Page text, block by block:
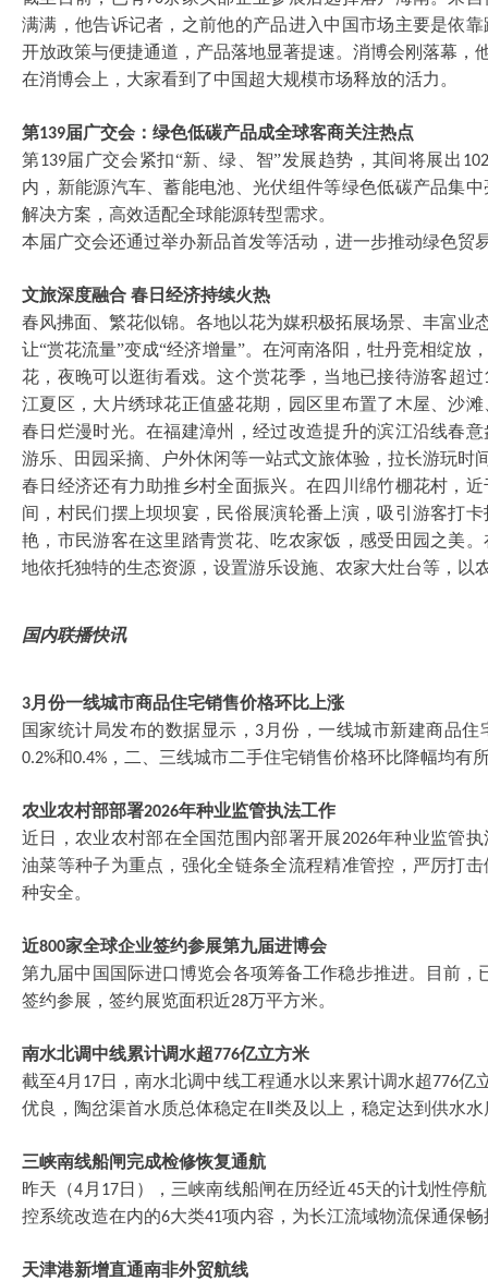
满满，他告诉记者，之前他的产品进入中国市场主要是依
开放政策与便捷通道，产品落地显著提速。消博会刚落幕，
在消博会上，大家看到了中国超大规模市场释放的活力。
第139届广交会：绿色低碳产品成全球客商关注热点
第139届广交会紧扣“新、绿、智”发展趋势，其间将展出
内，新能源汽车、蓄能电池、光伏组件等绿色低碳产品集
解决方案，高效适配全球能源转型需求。
本届广交会还通过举办新品首发等活动，进一步推动绿色贸
文旅深度融合 春日经济持续火热
春风拂面、繁花似锦。各地以花为媒积极拓展场景、丰富业
让“赏花流量”变成“经济增量”。在河南洛阳，牡丹竞相绽放
花，夜晚可以逛街看戏。这个赏花季，当地已接待游客超过
江夏区，大片绣球花正值盛花期，园区里布置了木屋、沙
春日烂漫时光。在福建漳州，经过改造提升的滨江沿线春
游乐、田园采摘、户外休闲等一站式文旅体验，拉长游玩时
春日经济还有力助推乡村全面振兴。在四川绵竹棚花村，
间，村民们摆上坝坝宴，民俗展演轮番上演，吸引游客打
艳，市民游客在这里踏青赏花、吃农家饭，感受田园之美
地依托独特的生态资源，设置游乐设施、农家大灶台等，以
国内联播快讯
3月份一线城市商品住宅销售价格环比上涨
国家统计局发布的数据显示， 3 月份，一线城市新建商品
0.2%和0.4% ，二、三线城市二手住宅销售价格环比降幅均有
农业农村部部署2026年种业监管执法工作
近日，农业农村部在全国范围内部署开展2026年种业监管
油菜等种子为重点，强化全链条全流程精准管控，严厉打
种安全。
近800家全球企业签约参展第九届进博会
第九届中国国际进口博览会各项筹备工作稳步推进。目前，
签约参展，签约展览面积近28万平方米。
南水北调中线累计调水超776亿立方米
截至4月 17日，南水北调中线工程通水以来累计调水超776亿
优良，陶岔渠首水质总体稳定在Ⅱ类及以上，稳定达到供水
三峡南线船闸完成检修恢复通航
昨天（4 月 17日），三峡南线船闸在历经近45天的计划性停
控系统改造在内的6大类41项内容，为长江流域物流保通保
天津港新增直通南非外贸航线